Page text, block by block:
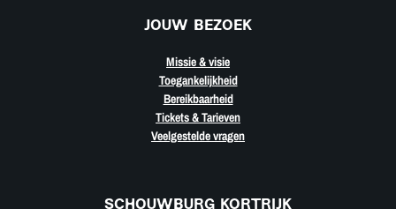
JOUW BEZOEK
Missie & visie
Toegankelijkheid
Bereikbaarheid
Tickets & Tarieven
Veelgestelde vragen
SCHOUWBURG KORTRIJK